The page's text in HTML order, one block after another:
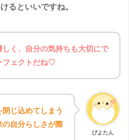
るといいですね。
しく、自分の気持ちも大切にで
フェクトだね♡
ぴよたん
じ込めてしまう
の自分らしさが際